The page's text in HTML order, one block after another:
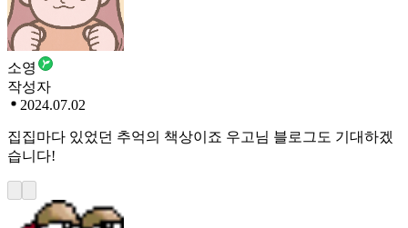
소영
작성자
2024.07.02
집집마다 있었던 추억의 책상이죠 우고님 블로그도 기대하겠
습니다!